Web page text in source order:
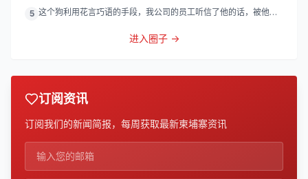
5 这个狗利用花言巧语的手段，我公司的员工听信了他的话，被他带
进入圈子 →
订阅资讯
订阅我们的新闻简报，每周获取最新柬埔寨资讯